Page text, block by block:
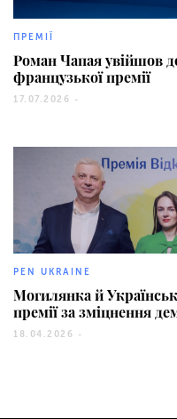
ПРЕМІЇ
Роман Чапая увійшов
французької премії
17.07.2026 -
PEN UKRAINE
Могилянка й
премії за зміцнення
18.04.2026 -